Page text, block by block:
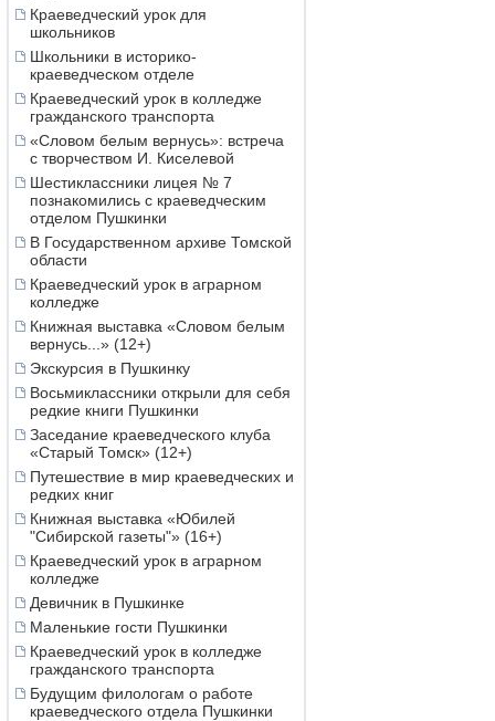
Краеведческий урок для
школьников
Школьники в историко-
краеведческом отделе
Краеведческий урок в колледже
гражданского транспорта
«Словом белым вернусь»: встреча
с творчеством И. Киселевой
Шестиклассники лицея № 7
познакомились с краеведческим
отделом Пушкинки
В Государственном архиве Томской
области
Краеведческий урок в аграрном
колледже
Книжная выставка «Словом белым
вернусь...» (12+)
Экскурсия в Пушкинку
Восьмиклассники открыли для себя
редкие книги Пушкинки
Заседание краеведческого клуба
«Старый Томск» (12+)
Путешествие в мир краеведческих и
редких книг
Книжная выставка «Юбилей
"Сибирской газеты"» (16+)
Краеведческий урок в аграрном
колледже
Девичник в Пушкинке
Маленькие гости Пушкинки
Краеведческий урок в колледже
гражданского транспорта
Будущим филологам о работе
краеведческого отдела Пушкинки